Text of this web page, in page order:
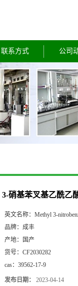
联系方式 公司
3-硝基苯叉基乙酰乙
英文名称： Methyl 3-
品牌： 成丰
产地：
国产
货号： CF2030282
cas： 39562-17-9
发布日期： 2023-04-14